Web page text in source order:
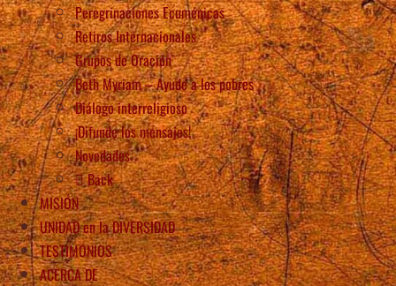
Peregrinaciones Ecuménicas
Retiros Internacionales
Grupos de Oración
Beth Myriam – Ayude a los pobres
Diálogo interreligioso
¡Difunde los mensajes!
Novedades
Back
MISIÓN
UNIDAD en la DIVERSIDAD
TESTIMONIOS
ACERCA DE